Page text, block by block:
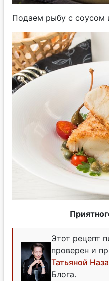
Подаем рыбу с соусом
Этот рецепт
проверен и
Татьяной
Блога.